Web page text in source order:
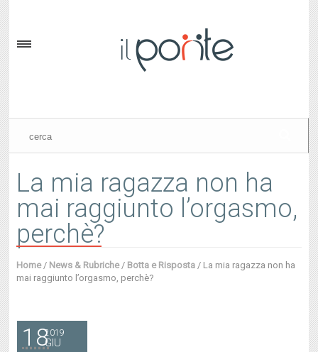
La mia ragazza non ha
mai raggiunto l’orgasmo,
perchè?
Home / News & Rubriche / Botta e Risposta / La mia ragazza non ha
mai raggiunto l’orgasmo, perchè?
182019
GIU